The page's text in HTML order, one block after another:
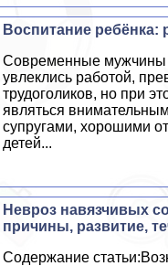
Воспитание ребёнка:
Современные мужчины
увлеклись работой,
трудоголиков, но при
являться
супругами, хорошими
детей...
Невроз навязчивых
причины, развитие,
Содержание